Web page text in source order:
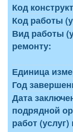
Код
Код работы
Вид работы
ремонту:
Единица
Год
Дата
подрядной
работ